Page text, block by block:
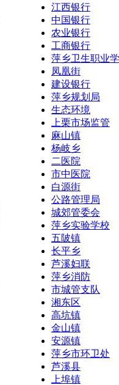
江西银行
中国银行
农业银行
工商银行
萍乡卫生职业
凤凰街
建设银行
萍乡规划局
生态环境
上栗市场监管
麻山镇
杨岐乡
二医院
市中医院
白源街
公路管理局
城郊管委会
萍乡实验学校
五陂镇
长平乡
芦溪妇联
萍乡消防
市城管支队
湘东区
高坑镇
金山镇
安源镇
萍乡市环卫处
芦溪县
上埠镇